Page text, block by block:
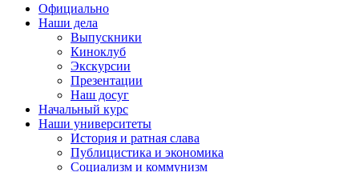
Официально
Наши дела
Выпускники
Киноклуб
Экскурсии
Презентации
Наш досуг
Начальный курс
Наши университеты
История и ратная слава
Публицистика и экономика
Социализм и коммунизм